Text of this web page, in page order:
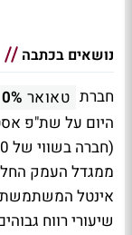
נושאים בכתבה
חברת טאואר 0%
היום על שת"פ
שיעורי רווח